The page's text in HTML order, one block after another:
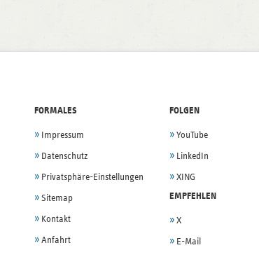
FORMALES
Impressum
Datenschutz
Privatsphäre-Einstellungen
Sitemap
Kontakt
Anfahrt
FOLGEN
YouTube
LinkedIn
XING
EMPFEHLEN
X
E-Mail